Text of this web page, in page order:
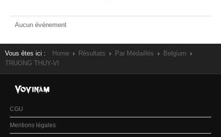
Aucun événement
Vous êtes ici : Home Résultats Par Médaillés
Belgium
TRUONG THUY-VI
CGU
Mentions légales